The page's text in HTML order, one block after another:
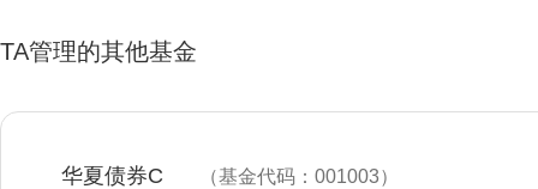
TA管理的其他基金
华夏债券C （基金代码：001003）